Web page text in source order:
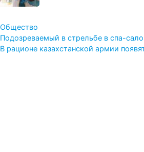
Рубрики
Общество
Подозреваемый в стрельбе в спа-
В рационе казахстанской армии